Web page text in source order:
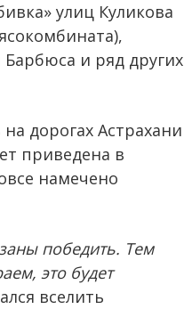
улиц Куликова
и ряд других
дорогах Астрахани
приведена в
намечено
победить. Тем
это будет
вселить